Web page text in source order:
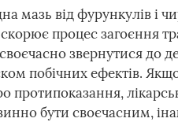
мазь від фурункулів і
процес загоєння
звернутися до
побічних ефектів.
протипоказання,
бути своєчасним,